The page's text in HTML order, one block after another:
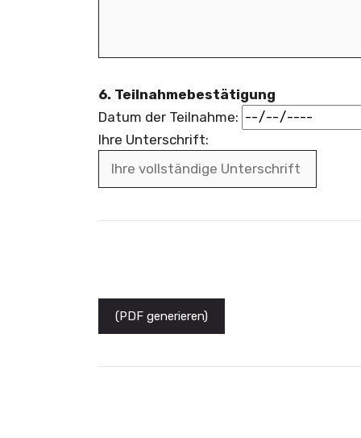
6. Teilnahmebestätigung
Datum der Teilnahme:
Ihre Unterschrift:
(PDF generieren)